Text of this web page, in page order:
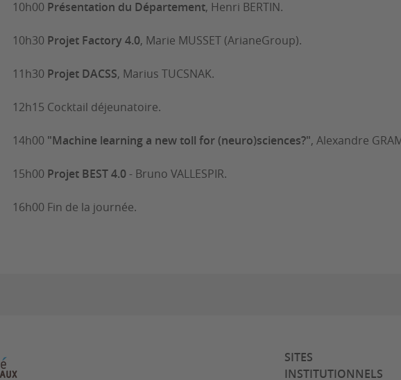
10h00 Présentation du Département, Henri BERTIN.
10h30 Projet Factory 4.0, Marie MUSSET (ArianeGroup).
11h30 Projet DACSS, Marius TUCSNAK.
12h15 Cocktail déjeunatoire.
14h00 "Machine learning a new toll for (neuro)sciences?", Alexandre
15h00 Projet BEST 4.0 - Bruno VALLESPIR.
16h00 Fin de la journée.
SITES
INSTITUTIONNELS